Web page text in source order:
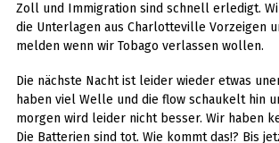
Zoll und Immigration sind schnell erledigt.
die Unterlagen aus Charlotteville Vorzeigen
melden wenn wir Tobago verlassen wollen.
Die nächste Nacht ist leider wieder etwas
haben viel Welle und die flow schaukelt hin
morgen wird leider nicht besser. Wir haben
Die Batterien sind tot. Wie kommt das!? Bis